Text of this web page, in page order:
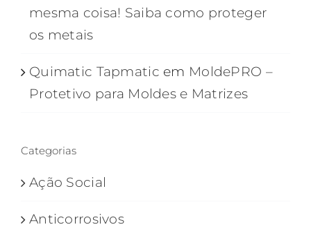
mesma coisa! Saiba como proteger
os metais
Quimatic Tapmatic em MoldePRO –
Protetivo para Moldes e Matrizes
Categorias
Ação Social
Anticorrosivos